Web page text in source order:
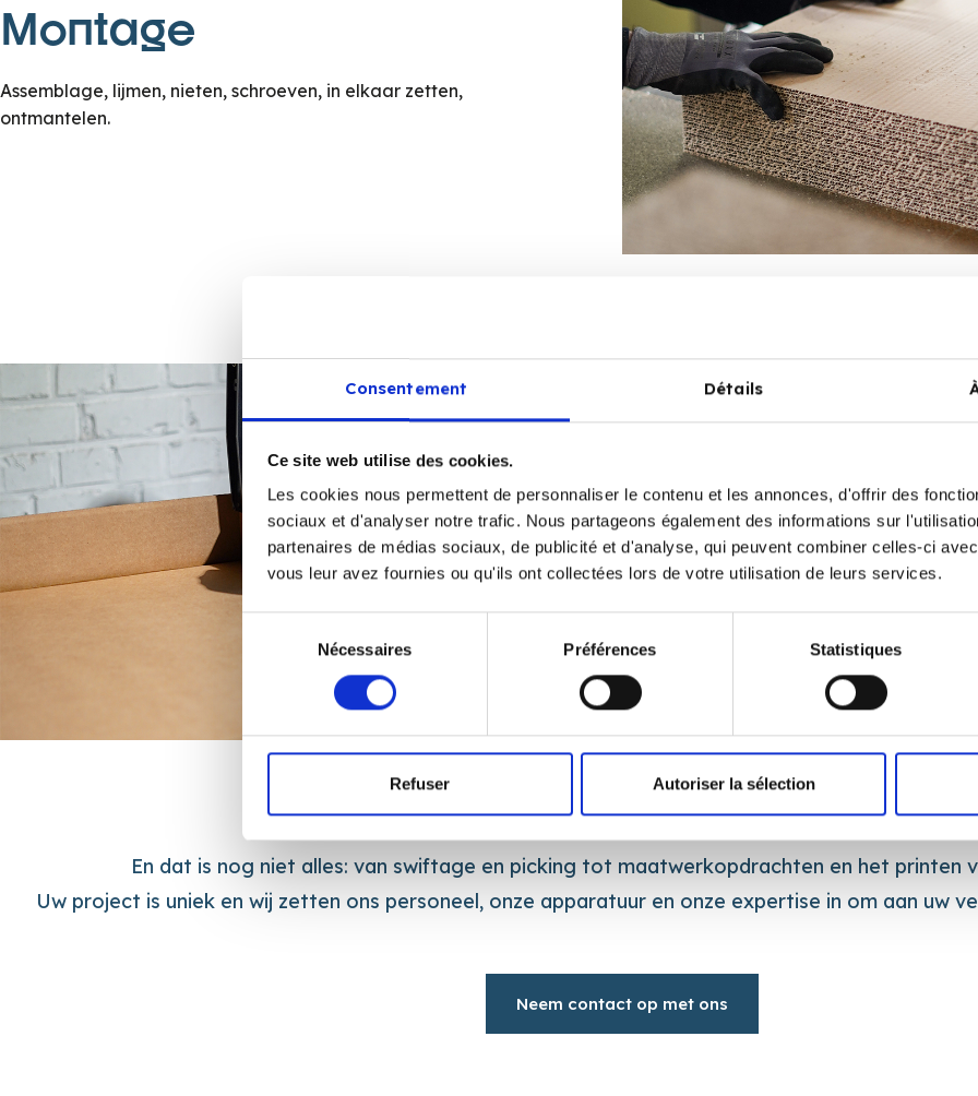
Consentement Détails
Ce site web utilise des cookies.
Les cookies nous permettent de personnaliser le contenu et les annonces, d'offrir des
sociaux et d'analyser notre trafic. Nous partageons également des informations sur
partenaires de médias sociaux, de publicité et d'analyse, qui peuvent combiner celles-ci
vous leur avez fournies ou qu'ils ont collectées lors de votre utilisation de leurs services.
consentement
Nécessaires Préférences Statistiques
Refuser Autoriser la sélection
Montage
Assemblage, lijmen, nieten, schroeven, in elkaar zetten,
ontmantelen.
En dat is nog niet alles: van swiftage en picking tot maatwerkopdrachten en het printen
Uw project is uniek en wij zetten ons personeel, onze apparatuur en onze expertise in om aan uw
Neem contact op met ons